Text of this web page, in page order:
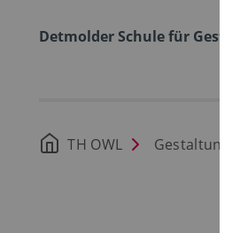
Detmolder Schule für
TH OWL Gestaltung